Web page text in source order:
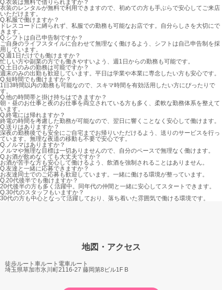
Q. 衣装は無料で借りられますか？
衣装のレンタルが無料で利用できますので、初めての方も手ぶらで安心してご来店
いただけます。
Q. 私服で働けますか？
ドレスコードに縛られず、私服での勤務も可能なお店です。自分らしさを大切にで
きます。
Q. シフトは自己申告制ですか？
ご自身のライフスタイルに合わせて無理なく働けるよう、シフトは自己申告制を採
用しています。
Q. 週1日だけでも働けますか？
忙しい方や副業の方でも働きやすいよう、週1日からの勤務も可能です。
Q. 土日のみの勤務は可能ですか？
週末のみの出勤も歓迎しています。平日は学業や本業に専念したい方も安心です。
Q. 短時間でも働けますか？
1日3時間以内の勤務も可能なので、スキマ時間を有効活用したい方にぴったりで
す。
Q. 他の時間帯と掛け持ちはできますか？
朝・昼のお仕事と夜のお仕事を両立されている方も多く、柔軟な勤務体系を整えて
います。
Q. 終電には帰れますか？
終電の時間を考慮した勤務が可能なので、翌日に響くことなく安心して働けます。
Q. 送りはありますか？
深夜の勤務後でも安全にご自宅までお帰りいただけるよう、送りのサービスを行っ
ています。無理な夜道の移動も不要で安心です。
Q. ノルマはありますか？
ノルマや無理な目標は一切ありませんので、自分のペースで無理なく働けます。
Q. お酒が飲めなくても大丈夫ですか？
お酒が苦手な方も安心して働けるよう、飲酒を強制されることはありません。
Q. 友達と一緒に応募できますか？
お友達同士でのご応募も歓迎しています。一緒に働ける環境が整っています。
Q. 20代後半でも働けますか？
20代後半の方も多く活躍中。同年代の仲間と一緒に安心してスタートできます。
Q. 30代のスタッフもいますか？
30代の方も中心となって活躍しており、落ち着いた雰囲気で働ける環境です。
地図・アクセス
徒歩ルート 車ルート 電車ルート
埼玉県草加市氷川町2116-27 藤岡第8ビル1F B